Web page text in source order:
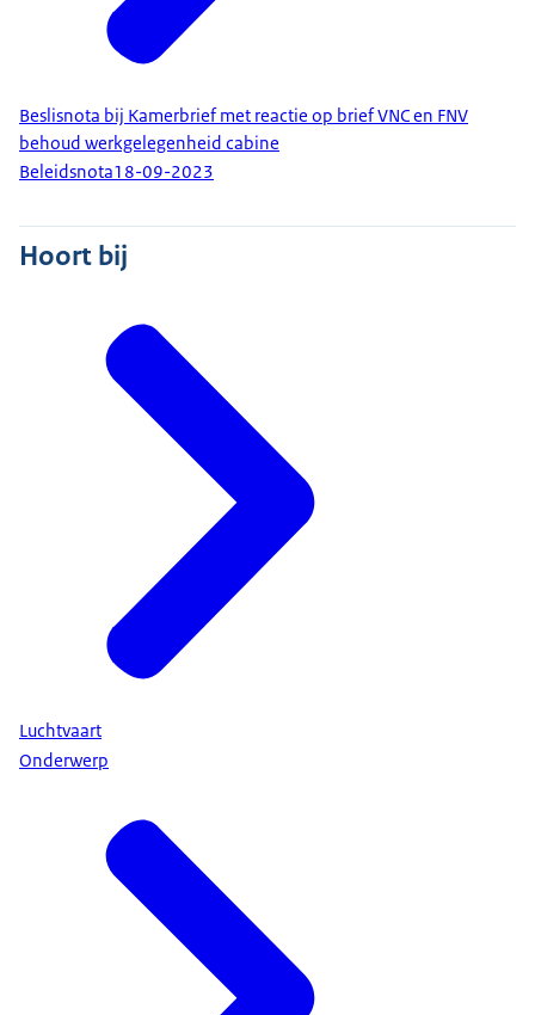
Beslisnota bij Kamerbrief met reactie op brief VNC en FNV
behoud werkgelegenheid cabine
Beleidsnota18-09-2023
Hoort bij
Luchtvaart
Onderwerp